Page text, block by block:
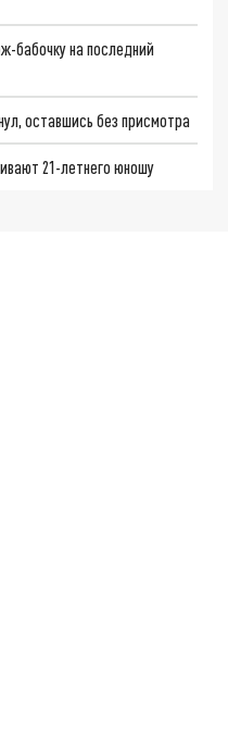
бабочку на последний
оставшись без присмотра
21-летнего юношу